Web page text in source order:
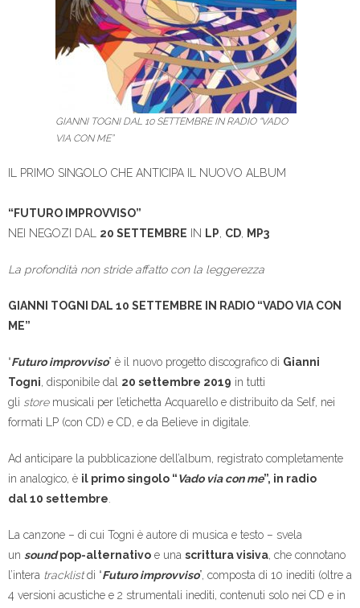
GIANNI TOGNI DAL 10 SETTEMBRE IN RADIO “VADO
VIA CON ME”
IL PRIMO SINGOLO CHE ANTICIPA IL NUOVO ALBUM
“FUTURO IMPROVVISO”
NEI NEGOZI DAL 20 SETTEMBRE IN LP CD MP3
La profondità non stride affatto con la leggerezza
GIANNI TOGNI DAL 10 SETTEMBRE IN RADIO “VADO VIA CON
ME”
“Futuro improvviso” è il nuovo progetto discografico di Gianni
Togni , disponibile dal 20 settembre 2019 in tutti
gli storemusicali per l’etichetta Acquarello e distribuito da Self, nei
formati LP (con CD) e CD, e da Believe in digitale.
Ad anticipare la pubblicazione dell’album, registrato completamente
in analogico, è il primo singolo “Vado via con me”, in radio
dal 10 settembre
La canzone – di cui Togni è autore di musica e testo – svela
un soundpop-alternativo e una scrittura visiva , che connotano
l’intera tracklistdi “Futuro improvviso”, composta di 10 inediti (oltre a
4 versioni acustiche e 2 strumentali inediti, contenuti solo nei CD e in